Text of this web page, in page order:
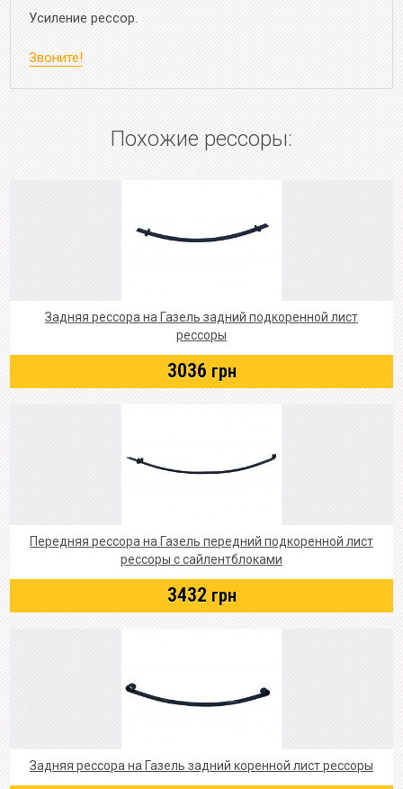
Усиление рессор.
Звоните!
Похожие рессоры:
Задняя рессора на Газель задний подкоренной лист
рессоры
3036 грн
Передняя рессора на Газель передний подкоренной лист
рессоры с сайлентблоками
3432 грн
Задняя рессора на Газель задний коренной лист рессоры